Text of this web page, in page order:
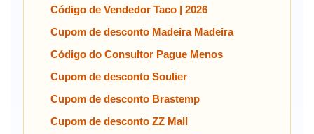
Código de Vendedor Taco | 2026
Cupom de desconto Madeira Madeira
Código do Consultor Pague Menos
Cupom de desconto Soulier
Cupom de desconto Brastemp
Cupom de desconto ZZ Mall